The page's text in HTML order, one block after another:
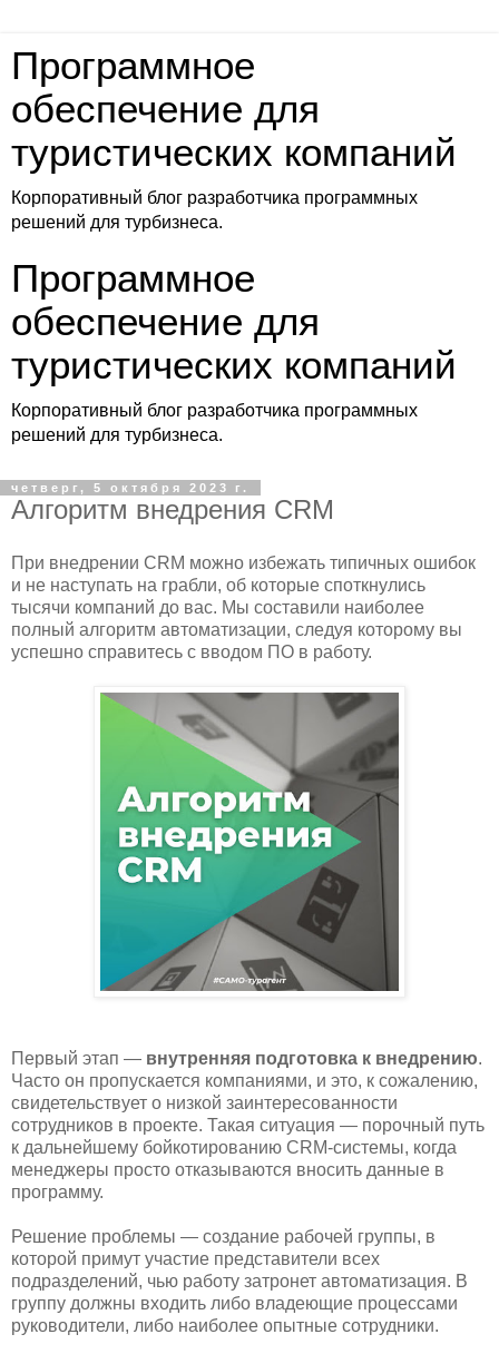
Программное
обеспечение для
туристических компаний
Корпоративный блог разработчика программных
решений для турбизнеса.
Программное
обеспечение для
туристических компаний
Корпоративный блог разработчика программных
решений для турбизнеса.
четверг, 5 октября 2023 г.
Алгоритм внедрения CRM
При внедрении CRM можно избежать типичных ошибок
и не наступать на грабли, об которые споткнулись
тысячи компаний до вас. Мы составили наиболее
полный алгоритм автоматизации, следуя которому вы
успешно справитесь с вводом ПО в работу.
Первый этап — внутренняя подготовка к внедрению.
Часто он пропускается компаниями, и это, к сожалению,
свидетельствует о низкой заинтересованности
сотрудников в проекте. Такая ситуация — порочный путь
к дальнейшему бойкотированию CRM-системы, когда
менеджеры просто отказываются вносить данные в
программу.
Решение проблемы — создание рабочей группы, в
которой примут участие представители всех
подразделений, чью работу затронет автоматизация. В
группу должны входить либо владеющие процессами
руководители, либо наиболее опытные сотрудники.